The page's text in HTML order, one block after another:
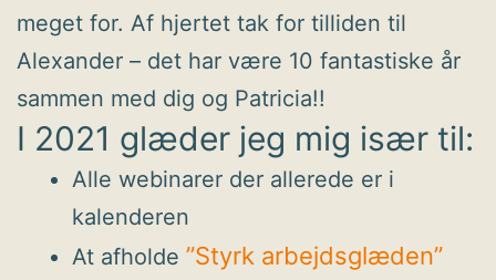
meget for. Af hjertet tak for tilliden til
Alexander – det har være 10 fantastiske år
sammen med dig og Patricia!!
I 2021 glæder jeg mig især til:
Alle webinarer der allerede er i
kalenderen
At afholde ”Styrk arbejdsglæden”